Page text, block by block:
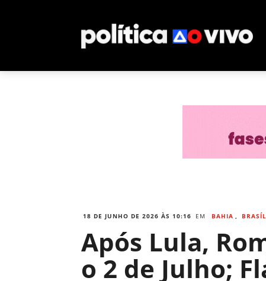
18 DE JUNHO DE 2026 ÀS 10:16 EM BAHIA ,
Após Lula,
o 2 de Julho;